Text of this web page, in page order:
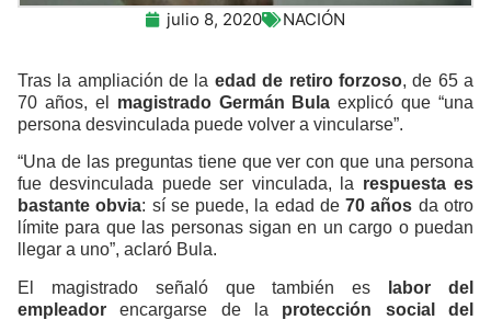
julio 8, 2020 NACIÓN
Tras la ampliación de la edad de retiro forzoso, de 65 a
70 años, el magistrado Germán Bula explicó que “una
persona desvinculada puede volver a vincularse”.
“Una de las preguntas tiene que ver con que una persona
fue desvinculada puede ser vinculada, la respuesta es
bastante obvia: sí se puede, la edad de70 años da otro
límite para que las personas sigan en un cargo o puedan
llegar a uno”, aclaró Bula.
El magistrado señaló que también es
labor del
empleador encargarse de la protección social del